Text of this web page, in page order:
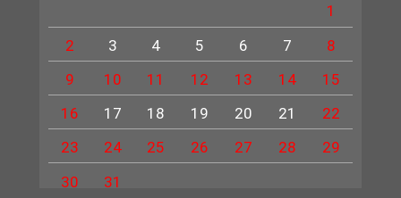
1
2
3 4 5 6 7
8
9
10 11 12 13 14
15
16
17 18 19 20 21
22
23
24 25 26 27 28
29
30
31